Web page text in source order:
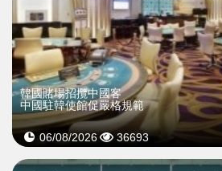
韓國賭場招攬中國客
中國駐韓使館促嚴格規範
06/08/2026 36693